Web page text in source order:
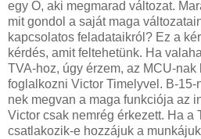
egy Ő, aki megmarad változat.
mit gondol a saját maga
kapcsolatos feladataikról? Ez a
kérdés, amit feltehetünk. Ha
TVA-hoz, úgy érzem, az MCU-
foglalkozni Victor Timelyvel. B-15-
nek megvan a maga funkciója az
Victor csak nemrég érkezett. Ha a
csatlakozik-e hozzájuk a